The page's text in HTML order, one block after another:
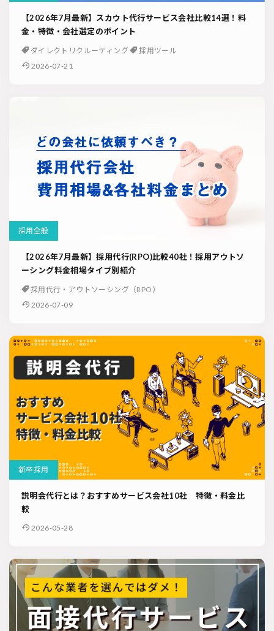
【2026年7月最新】スカウト代行サービス会社比較14選！料
金・特徴・会社選定のポイント
ダイレクトリクルーティング
採用ツール
2026-07-21
採用全般
【2026年7月最新】採用代行(RPO)比較40社！採用アウトソ
ーシング料金相場タイプ別紹介
採用代行・アウトソーシング（RPO）
2026-07-09
新卒採用
説明会代行とは？おすすめサービス会社10社 特徴・料金比
較
2026-05-28